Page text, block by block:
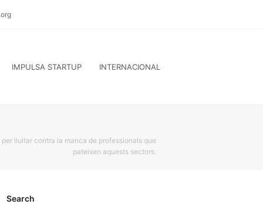
IMPULSA STARTUP INTERNACIONAL
lluitar contra la manca de professionals que
pateixen aquests sectors.
Search